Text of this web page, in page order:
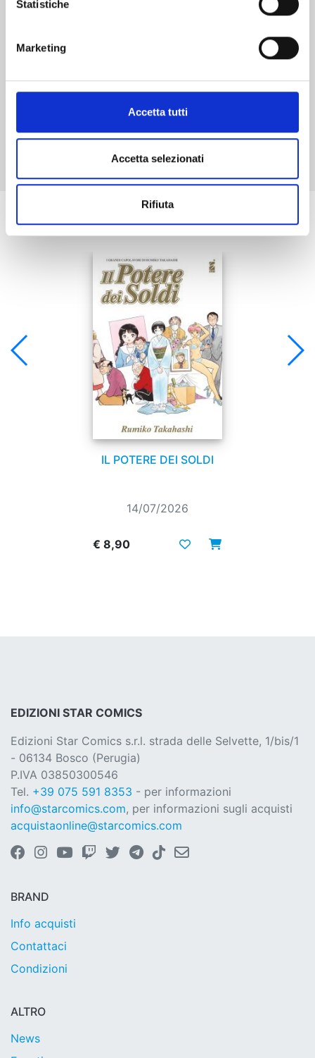
Statistiche
Marketing
Accetta tutti
Accetta selezionati
Rifiuta
Mostra tutto
Se ti è piaciuto prova anche:
IL POTERE DEI SOLDI
14/07/2026
€ 8,90
EDIZIONI STAR COMICS
Edizioni Star Comics s.r.l. strada delle Selvette, 1/bis/1
- 06134 Bosco (Perugia)
P.IVA 03850300546
Tel. +39 075 591 8353 - per informazioni
info@starcomics.com, per informazioni sugli acquisti
acquistaonline@starcomics.com
BRAND
Info acquisti
Contattaci
Condizioni
ALTRO
News